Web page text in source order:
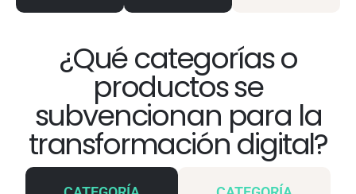
¿Qué categorías o
productos se
subvencionan para la
transformación digital?